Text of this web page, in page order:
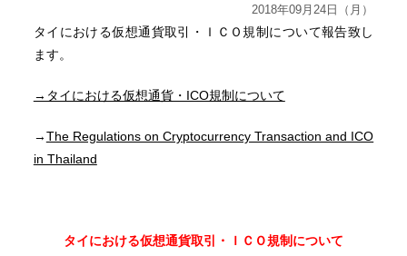
2018年09月24日（月）
タイにおける仮想通貨取引・ＩＣＯ規制について報告致し
ます。
→タイにおける仮想通貨・ICO規制について
→The Regulations on Cryptocurrency Transaction and ICO
in Thailand
タイにおける仮想通貨取引・ＩＣＯ規制について